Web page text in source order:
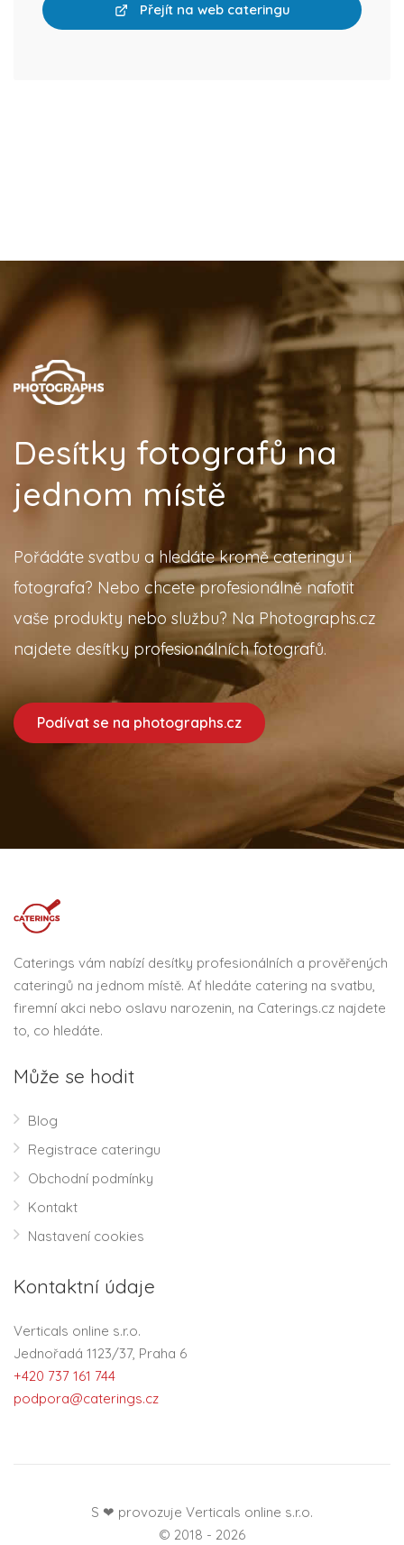
Přejít na web cateringu
Desítky fotografů na
jednom místě
Pořádáte svatbu a hledáte kromě cateringu i
fotografa? Nebo chcete profesionálně nafotit
vaše produkty nebo službu? Na Photographs.cz
najdete desítky profesionálních fotografů.
Podívat se na photographs.cz
Caterings vám nabízí desítky profesionálních a prověřených
cateringů na jednom místě. Ať hledáte catering na svatbu,
firemní akci nebo oslavu narozenin, na Caterings.cz najdete
to, co hledáte.
Může se hodit
Blog
Registrace cateringu
Obchodní podmínky
Kontakt
Nastavení cookies
Kontaktní údaje
Verticals online s.r.o.
Jednořadá 1123/37, Praha 6
+420 737 161 744
podpora@caterings.cz
S ❤ provozuje Verticals online s.r.o.
© 2018 - 2026